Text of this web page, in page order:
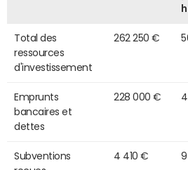
Total des
ressources
d'investissement
262 250 €
Emprunts
bancaires et
dettes
228 000 €
Subventions
4 410 €